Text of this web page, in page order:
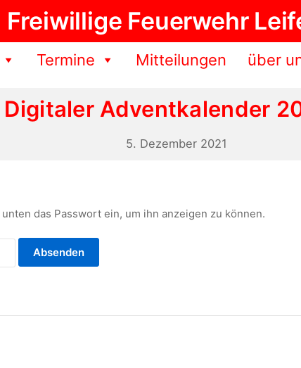
Freiwillige Feuerwehr
Termine Mitteilungen über
Adventkalender
5. Dezember 2021
das Passwort ein, um ihn anzeigen zu können.